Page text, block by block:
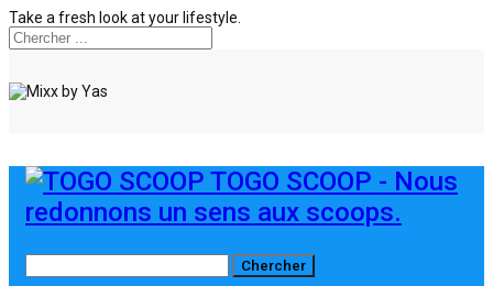
Take a fresh look at your lifestyle.
TOGO SCOOP - Nous
redonnons un sens aux scoops.